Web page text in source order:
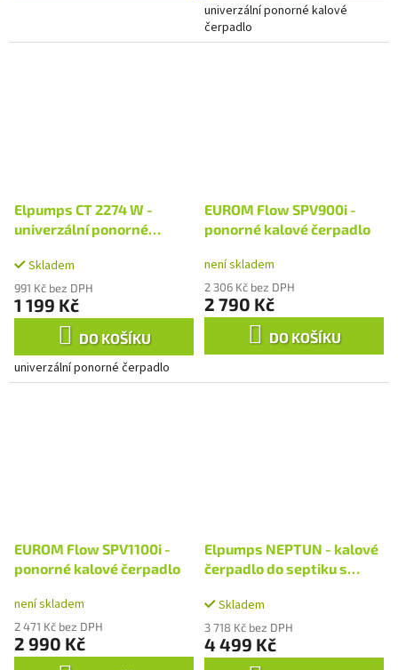
univerzální ponorné kalové
čerpadlo
Elpumps CT 2274 W -
univerzální ponorné
Skladem
991 Kč bez DPH
1 199 Kč
DO KOŠÍKU
univerzální ponorné čerpadlo
EUROM Flow SPV900i -
ponorné kalové čerpadlo
není skladem
2 306 Kč bez DPH
2 790 Kč
DO KOŠÍKU
EUROM Flow SPV1100i -
ponorné kalové čerpadlo
není skladem
2 471 Kč bez DPH
2 990 Kč
Elpumps NEPTUN - kalové
čerpadlo do septiku s
Skladem
3 718 Kč bez DPH
4 499 Kč